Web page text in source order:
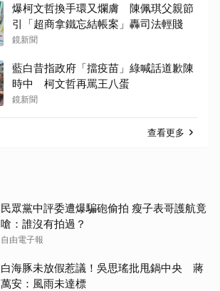
爆柯文哲換手環又爛膚 陳佩琪父親節
引「超商拿鐵忘結帳案」轟司法輕賤
鏡新聞
藍白昔指政府「擋疫苗」綠喊話道歉陳
時中 柯文哲再罵王八蛋
鏡新聞
查看更多
民眾黨中評委遭爆騙砲偷拍 瘦子表哥護航竟
嗆：誰沒有拍過？
自由電子報
白海豚未放假惹議！吳思瑤批甩鍋中央 蔣
萬安：風雨未達標